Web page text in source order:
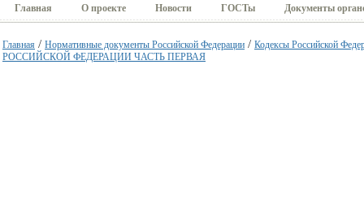
Главная О проекте Новости ГОСТы Документы
Главная / Нормативные документы Российской Федерации / Кодексы Российской
РОССИЙСКОЙ ФЕДЕРАЦИИ ЧАСТЬ ПЕРВАЯ